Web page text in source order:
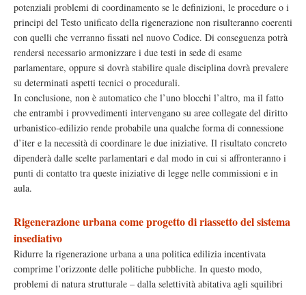
potenziali problemi di coordinamento se le definizioni, le procedure o i
principi del Testo unificato della rigenerazione non risulteranno coerenti
con quelli che verranno fissati nel nuovo Codice. Di conseguenza potrà
rendersi necessario armonizzare i due testi in sede di esame
parlamentare, oppure si dovrà stabilire quale disciplina dovrà prevalere
su determinati aspetti tecnici o procedurali.
In conclusione, non è automatico che l’uno blocchi l’altro, ma il fatto
che entrambi i provvedimenti intervengano su aree collegate del diritto
urbanistico-edilizio rende probabile una qualche forma di connessione
d’iter e la necessità di coordinare le due iniziative. Il risultato concreto
dipenderà dalle scelte parlamentari e dal modo in cui si affronteranno i
punti di contatto tra queste iniziative di legge nelle commissioni e in
aula.
Rigenerazione urbana come progetto di riassetto del sistema
insediativo
Ridurre la rigenerazione urbana a una politica edilizia incentivata
comprime l’orizzonte delle politiche pubbliche. In questo modo,
problemi di natura strutturale – dalla selettività abitativa agli squilibri